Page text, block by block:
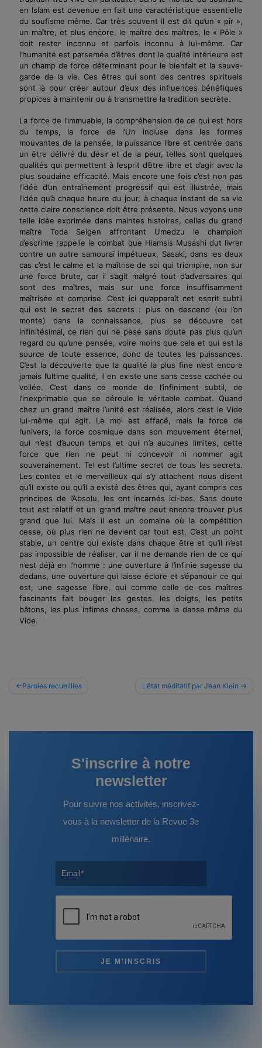
en Islam est devenue en fait une caractéristique essentielle
du soufisme même. Car très souvent il est dit qu’un « pîr »,
un maître, et plus encore, le maître des maîtres, le « Pôle »
doit rester inconnu et parfois inconnu à lui-même. Car
l’humanité est parsemée d’êtres dont la qualité intérieure est
un champ de force déterminant pour le bienfait et la sauve­
garde de la vie. Ces êtres qui sont des centres spirituels
sont là pour créer autour d’eux des influences bénéfiques
propices à maintenir ou à transmettre la tradition secrète.
La force de l’immuable, la compréhension de ce qui est hors
du temps, la force de l’Un incluse dans les formes
mouvantes de la pensée, la puissance libre et centrée dans
un être délivré du désir et de la peur, telles sont quelques
qualités qui permettent à l’esprit d’être libre et d’agir avec la
plus soudaine efficacité. Mais encore une fois c’est non pas
l’idée d’un entraînement progressif qui est illustrée, mais
l’idée qu’à chaque heure du jour, à chaque instant de sa vie
cette claire conscience doit être présente. Nous voyons une
telle idée exprimée dans maintes his­toires, celles du grand
maître Toda Seigen affrontant Umedzu le champion
d’escrime rappelle le combat que Hiamsis Musashi dut livrer
contre un autre samouraï impétueux, Sasaki, dans les deux
cas c’est le calme et la maîtrise de soi qui triomphe, non sur
une force brute, car il s’agit malgré tout d’adversaires qui
sont des maîtres, mais sur une force insuffisamment
maîtrisée et comprise. C’est ici qu’apparaît cet esprit subtil
qui est le secret des secrets : plus on descend (ou l’on
monte) dans la connaissance, plus se découvre cet
infinitésimal, ce rien qui ne pèse sans doute pas plus qu’un
regard ou qu’une pensée, voire moins que cela et qui est la
source de toute essence, donc de toutes les puissances.
C’est la découverte que la qualité la plus fine n’est encore
jamais l’ultime qualité, il en existe une sans cesse cachée ou
voilée. C’est dans ce monde de l’infiniment subtil, de
l’inexprimable que se déroule le véritable combat. Quand
chez un grand maître l’unité est réalisée, alors c’est le Vide
lui-même qui agit. Le moi est effacé, mais la force de
l’univers, la force cosmique dans son mouvement éternel,
qui n’est d’aucun temps et qui n’a aucunes limites, cette
force que rien ne peut ni concevoir ni nommer agit
souverainement. Tel est l’ultime secret de tous les secrets.
Les contes et le merveilleux qui s’y attachent nous disent
qu’il existe ou qu’il a existé des êtres qui, ayant compris ces
prin­cipes de l’Absolu, les ont incarnés ici-bas. Sans doute
tout est relatif et un grand maître peut encore trouver plus
grand que lui. Mais il est un domaine où la compétition
cesse, où plus rien ne devient car tout est. C’est un point
stable, un centre qui existe dans chaque être et qu’il n’est
pas impossible de réaliser, car il ne demande rien de ce qui
n’est déjà en l’homme : une ouverture à l’infinie sagesse du
dedans, une ouverture qui laisse éclore et s’épanouir ce qui
est, une sagesse libre, qui comme celle de ces maîtres
fascinants fait bouger les gestes, les doigts, les petits
bâtons, les plus infimes choses, comme la danse même du
Vide.
Navigation
Paroles recueillies L’état méditatif par Jean Klein
S'inscrire à notre
newsletter
Pour suivre nos activités, inscrivez-
vous à la newsletter de la Revue 3e
millénaire.